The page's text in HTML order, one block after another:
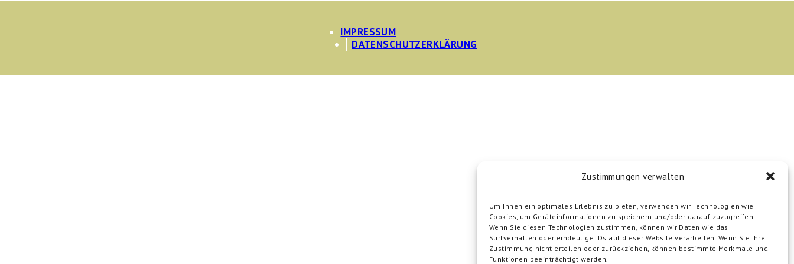
Zustimmungen verwalten
Um Ihnen ein optimales Erlebnis zu bieten, verwenden wir Technologien wie
Cookies, um Geräteinformationen zu speichern und/oder darauf zuzugreifen.
Wenn Sie diesen Technologien zustimmen, können wir Daten wie das
Surfverhalten oder eindeutige IDs auf dieser Website verarbeiten. Wenn Sie Ihre
Zustimmung nicht erteilen oder zurückziehen, können bestimmte Merkmale und
Funktionen beeinträchtigt werden.
IMPRESSUM
DATENSCHUTZERKLÄRUNG